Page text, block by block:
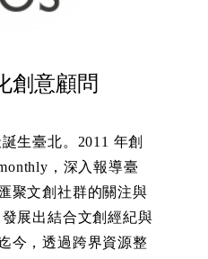
創意顧問
生臺北。2011 年創
，深入報導臺
聚文創社群的關注與
展出結合文創經紀與
今，透過跨界資源整